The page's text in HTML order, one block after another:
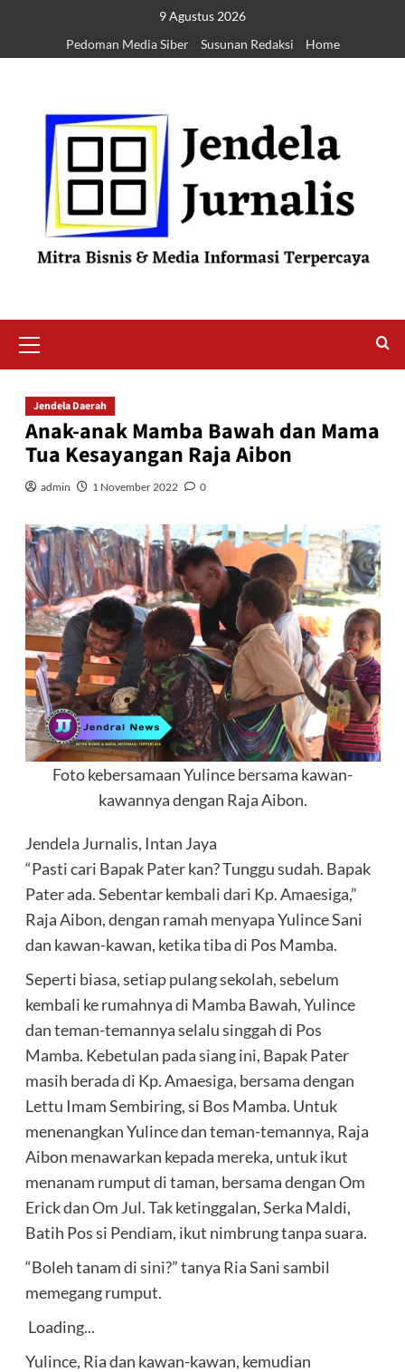
9 Agustus 2026
Pedoman Media Siber
Susunan Redaksi Home
Jendela Daerah
Anak-anak Mamba Bawah dan Mama
Tua Kesayangan Raja Aibon
admin 1 November 2022 0
Foto kebersamaan Yulince bersama kawan-
kawannya dengan Raja Aibon.
Jendela Jurnalis, Intan Jaya
“Pasti cari Bapak Pater kan? Tunggu sudah. Bapak
Pater ada. Sebentar kembali dari Kp. Amaesiga,”
Raja Aibon, dengan ramah menyapa Yulince Sani
dan kawan-kawan, ketika tiba di Pos Mamba.
Seperti biasa, setiap pulang sekolah, sebelum
kembali ke rumahnya di Mamba Bawah, Yulince
dan teman-temannya selalu singgah di Pos
Mamba. Kebetulan pada siang ini, Bapak Pater
masih berada di Kp. Amaesiga, bersama dengan
Lettu Imam Sembiring, si Bos Mamba. Untuk
menenangkan Yulince dan teman-temannya, Raja
Aibon menawarkan kepada mereka, untuk ikut
menanam rumput di taman, bersama dengan Om
Erick dan Om Jul. Tak ketinggalan, Serka Maldi,
Batih Pos si Pendiam, ikut nimbrung tanpa suara.
“Boleh tanam di sini?” tanya Ria Sani sambil
memegang rumput.
Loading...
Yulince, Ria dan kawan-kawan, kemudian